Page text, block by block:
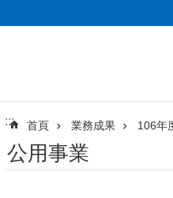
::: 首頁 業務成果 106年
公用事業